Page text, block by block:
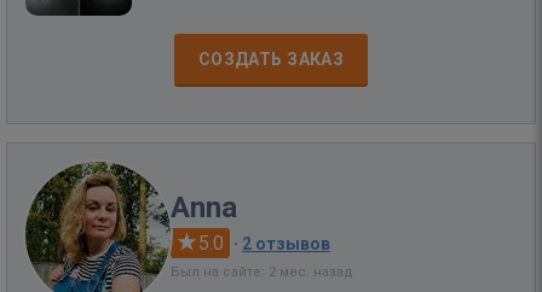
СОЗДАТЬ ЗАКАЗ
Anna
5.0 · 2 отзывов
Был на сайте: 2 мес. назад